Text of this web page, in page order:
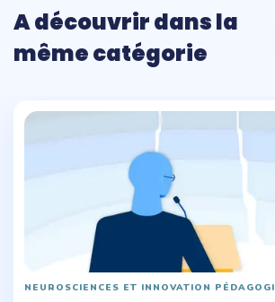
A découvrir dans la
même catégorie
NEUROSCIENCES ET INNOVATION